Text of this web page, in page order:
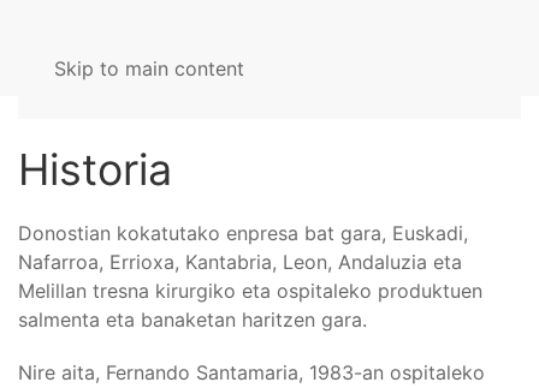
Skip to main content
Historia
Donostian kokatutako enpresa bat gara, Euskadi,
Nafarroa, Errioxa, Kantabria, Leon, Andaluzia eta
Melillan tresna kirurgiko eta ospitaleko produktuen
salmenta eta banaketan haritzen gara.
Nire aita, Fernando Santamaria, 1983-an ospitaleko